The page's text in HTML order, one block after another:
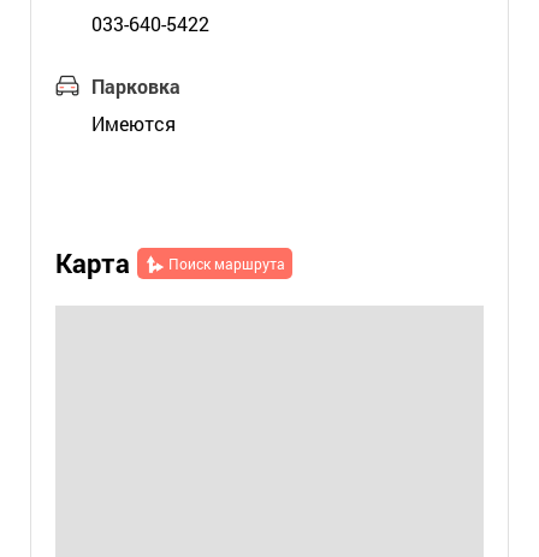
033-640-5422
Парковка
Имеются
Карта Поиск маршрута